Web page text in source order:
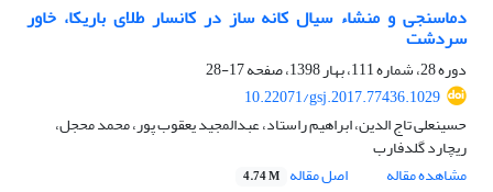
دماسنجی و منشاء سیال کانه ساز در کانسار طلای باریکا، خاور
سردشت
دوره 28، شماره 111، بهار 1398، صفحه
17-28
10.22071/gsj.2017.77436.1029
حسینعلی تاج الدین، ابراهیم راستاد، عبدالمجید یعقوب پور، محمد محجل،
ریچارد گلدفارب
مشاهده مقاله
اصل مقاله 4.74 M